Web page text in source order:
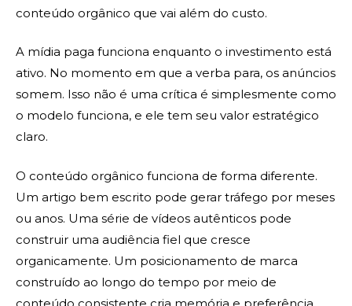
conteúdo orgânico que vai além do custo.
A mídia paga funciona enquanto o investimento está
ativo. No momento em que a verba para, os anúncios
somem. Isso não é uma crítica é simplesmente como
o modelo funciona, e ele tem seu valor estratégico
claro.
O conteúdo orgânico funciona de forma diferente.
Um artigo bem escrito pode gerar tráfego por meses
ou anos. Uma série de vídeos autênticos pode
construir uma audiência fiel que cresce
organicamente. Um posicionamento de marca
construído ao longo do tempo por meio de
conteúdo consistente cria memória e preferência